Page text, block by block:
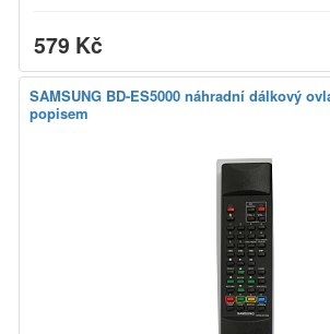
579 Kč
SAMSUNG BD-ES5000 náhradní dálkový
popisem